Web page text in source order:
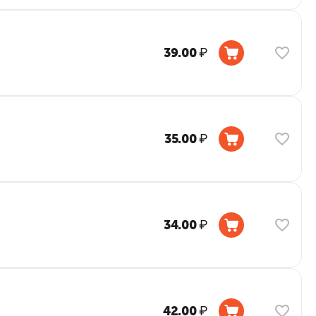
39.00₽
35.00₽
34.00₽
42.00₽